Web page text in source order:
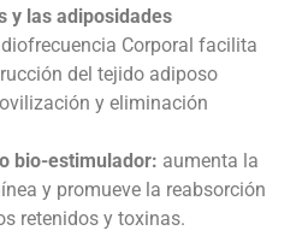
y las adiposidades
Corporal facilita
del tejido adiposo
y eliminación
bio-estimulador: aumenta la
y promueve la reabsorción
retenidos y toxinas.